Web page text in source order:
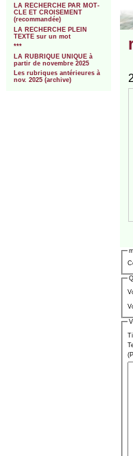
LA RECHERCHE PAR MOT-
CLE ET CROISEMENT
(recommandée)
LA RECHERCHE PLEIN
TEXTE sur un mot
***
LA RUBRIQUE UNIQUE à
partir de novembre 2025
Les rubriques antérieures à
nov. 2025 (archive)